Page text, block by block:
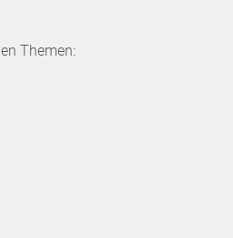
Themen: